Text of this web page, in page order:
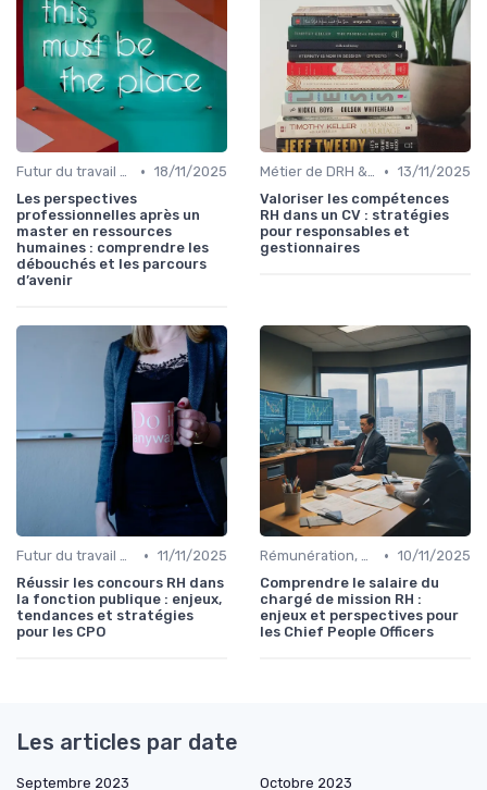
Futur du travail & tendances RH • 18/11/2025
Les perspectives
professionnelles après un
master en ressources
humaines : comprendre les
débouchés et les parcours
d’avenir
Métier de DRH & responsabilités • 13/11/2025
Valoriser les compétences
RH dans un CV : stratégies
pour responsables et
gestionnaires
Futur du travail & tendances RH • 11/11/2025
Réussir les concours RH dans
la fonction publique : enjeux,
tendances et stratégies
pour les CPO
Rémunération, politiques salariales & benefits • 10/11/2025
Comprendre le salaire du
chargé de mission RH :
enjeux et perspectives pour
les Chief People Officers
Les articles par date
Septembre 2023
Octobre 2023